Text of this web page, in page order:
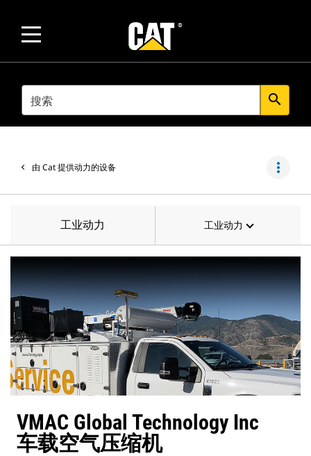
SEARCH search
由 Cat 提供动力的设备 more_vert
工业动力 工业动力
VMAC Global Technology Inc
车载空气压缩机